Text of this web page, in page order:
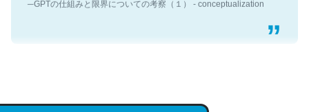
説してる記事が少ないので貴重な良記事。/続編来た